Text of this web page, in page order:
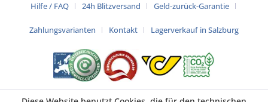
Hilfe / FAQ 24h Blitzversand Geld-zurück-Garantie
Zahlungsvarianten Kontakt Lagerverkauf in Salzburg